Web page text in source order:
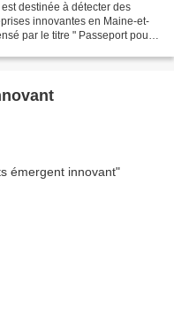
destinée à détecter des
innovantes en Maine-et-
par le titre " Passeport pour